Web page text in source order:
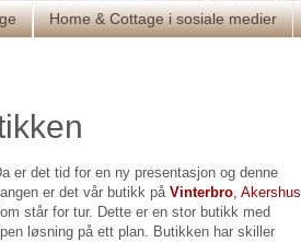
Home & Cottage i sosiale medier
er det tid for en ny presentasjon og denne
er det vår butikk påVinterbro, Akershus
står for tur. Dette er en stor butikk med
løsning på ett plan. Butikken har skiller